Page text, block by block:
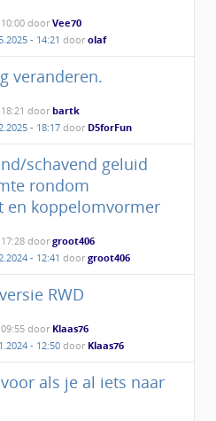
10:00 doorVee70
- 14:21doorolaf
veranderen.
18:21 doorbartk
- 18:17door D5forFun
schavend geluid
rondom
en koppelomvormer
17:28 doorgroot406
- 12:41doorgroot406
RWD
09:55 door Klaas76
- 12:50door Klaas76
als je al iets naar